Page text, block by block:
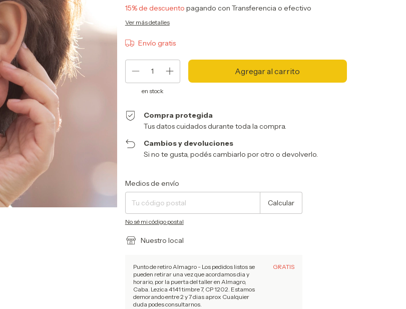
15% de descuento pagando con Transferencia o efectivo
Ver más detalles
Envío gratis
en stock
Compra protegida
Tus datos cuidados durante toda la compra.
Cambios y devoluciones
Si no te gusta, podés cambiarlo por otro o devolverlo.
Entregas para el CP:
Medios de envío
Calcular
No sé mi código postal
Nuestro local
Punto de retiro Almagro - Los pedidos listos se
pueden retirar una vez que acordamos dia y
horario, por la puerta del taller en Almagro,
Caba. Lezica 4141 timbre 7, CP 1202. Estamos
demorando entre 2 y 7 dias aprox Cualquier
duda podes consultarnos.
GRATIS